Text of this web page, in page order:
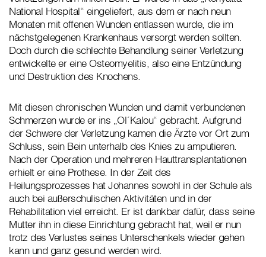
National Hospital“ eingeliefert, aus dem er nach neun
Monaten mit offenen Wunden entlassen wurde, die im
nächstgelegenen Krankenhaus versorgt werden sollten.
Doch durch die schlechte Behandlung seiner Verletzung
entwickelte er eine Osteomyelitis, also eine Entzündung
und Destruktion des Knochens.
Mit diesen chronischen Wunden und damit verbundenen
Schmerzen wurde er ins „Ol´Kalou“ gebracht. Aufgrund
der Schwere der Verletzung kamen die Ärzte vor Ort zum
Schluss, sein Bein unterhalb des Knies zu amputieren.
Nach der Operation und mehreren Hauttransplantationen
erhielt er eine Prothese. In der Zeit des
Heilungsprozesses hat Johannes sowohl in der Schule als
auch bei außerschulischen Aktivitäten und in der
Rehabilitation viel erreicht. Er ist dankbar dafür, dass seine
Mutter ihn in diese Einrichtung gebracht hat, weil er nun
trotz des Verlustes seines Unterschenkels wieder gehen
kann und ganz gesund werden wird.